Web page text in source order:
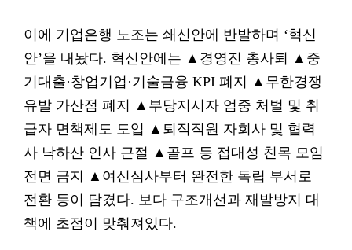
이에 기업은행 노조는 쇄신안에 반발하며 ‘혁신
안’을 내놨다. 혁신안에는 ▲경영진 총사퇴 ▲중
기대출·창업기업·기술금융 KPI 폐지 ▲무한경쟁
유발 가산점 폐지 ▲부당지시자 엄중 처벌 및 취
급자 면책제도 도입 ▲퇴직직원 자회사 및 협력
사 낙하산 인사 근절 ▲골프 등 접대성 친목 모임
전면 금지 ▲여신심사부터 완전한 독립 부서로
전환 등이 담겼다. 보다 구조개선과 재발방지 대
책에 초점이 맞춰져있다.